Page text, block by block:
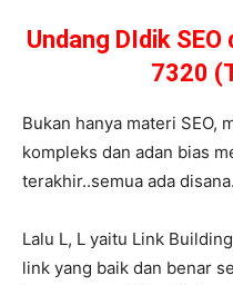
Undang DIdik
7320
Bukan hanya materi SEO,
kompleks dan adan bias
terakhir..semua ada disana.
Lalu L, L yaitu Link
link yang baik dan benar